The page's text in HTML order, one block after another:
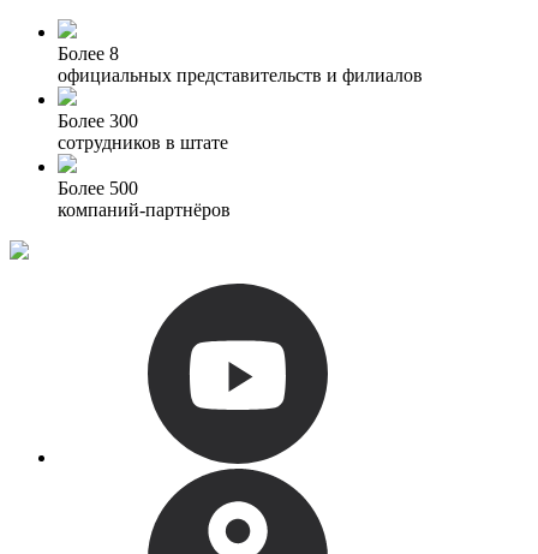
Более 8
официальных представительств и филиалов
Более 300
сотрудников в штате
Более 500
компаний-партнёров